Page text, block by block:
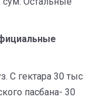
С гектара 30 тыс
пасбана- 30